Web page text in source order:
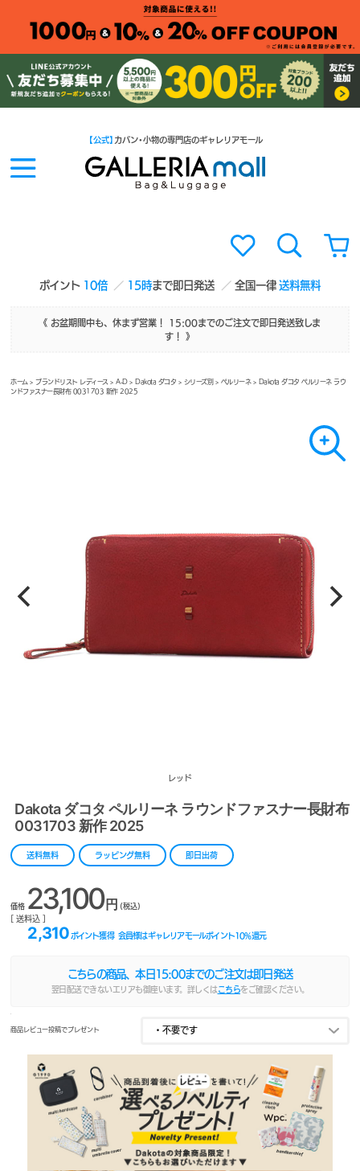
ポイント 10倍 15時まで即日発送 全国一律送料無料
【公式】 カバン・小物の専門店のギャレリアモール
《 お盆期間中も、休まず営業！ 15:00までのご注文で即日発送致しま
す！ 》
ホーム >ブランドリスト レディース >A-D> Dakota ダコタ > シリーズ別 > ペルリーネ> Dakota ダコタ ペルリーネ ラウ
ンドファスナー長財布 0031703 新作 2025
レッド
Dakota ダコタ ペルリーネ ラウンドファスナー長財布
0031703 新作 2025
送料無料 ラッピング無料 即日出荷
価格 23,100円 (税込)
[ 送料込 ]
2,310 ポイント獲得 会員様はギャレリアモールポイント10%還元
こちらの商品、本日 15:00までのご注文は即日発送
翌日配送できないエリアも御座います。詳しくは こちらをご確認ください。
商品レビュー投稿でプレゼント